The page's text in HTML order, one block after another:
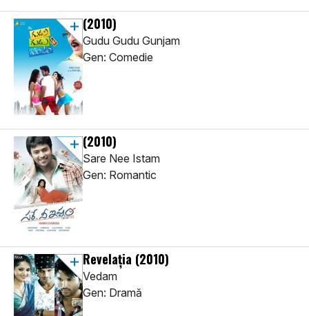
(2010)
Gudu Gudu Gunjam
Gen: Comedie
(2010)
Sare Nee Istam
Gen: Romantic
Revelația (2010)
Vedam
Gen: Dramă